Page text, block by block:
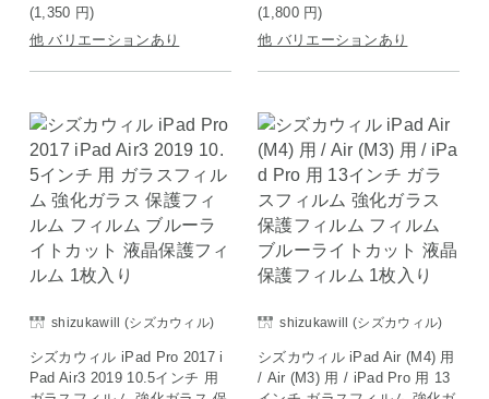
(1,350 円)
他 バリエーションあり
(1,800 円)
他 バリエーションあり
shizukawill (シズカウィル)
シズカウィル iPad Pro 2017 i
Pad Air3 2019 10.5インチ 用
shizukawill (シズカウィル)
シズカウィル iPad Air (M4) 用
/ Air (M3) 用 / iPad Pro 用 13